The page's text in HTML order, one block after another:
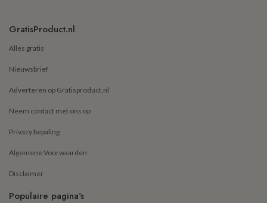
GratisProduct.nl
Alles gratis
Nieuwsbrief
Adverteren op Gratisproduct.nl
Neem contact met ons op
Privacy bepaling
Algemene Voorwaarden
Disclaimer
Populaire pagina's